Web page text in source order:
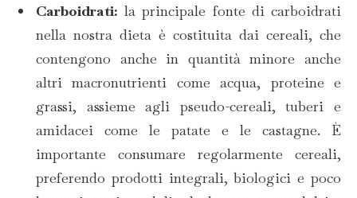
Carboidrati: la principale fonte di carboidrati
nella nostra dieta è costituita dai cereali, che
contengono anche in quantità minore anche
altri macronutrienti come acqua, proteine e
grassi, assieme agli pseudo-cereali, tuberi e
amidacei come le patate e le castagne. È
importante consumare regolarmente cereali,
preferendo prodotti integrali, biologici e poco